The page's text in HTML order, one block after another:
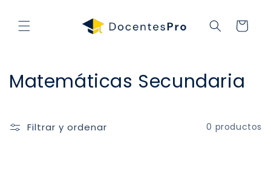
al contenido
Carrito
C
l
Matemáticas Secundaria
Filtrar y ordenar 0 productos